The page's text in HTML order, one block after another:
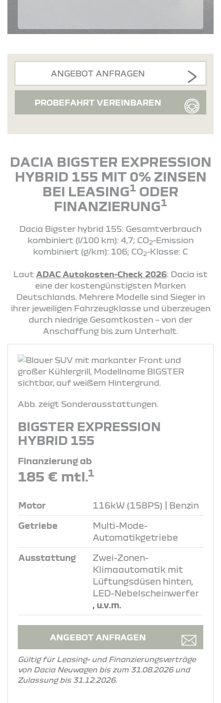
ANGEBOT ANFRAGEN
PROBEFAHRT VEREINBAREN
DACIA BIGSTER EXPRESSION
HYBRID 155 MIT 0% ZINSEN
BEI LEASING1 ODER
FINANZIERUNG1
Dacia Bigster hybrid 155: Gesamtverbrauch
kombiniert (l/100 km): 4,7; CO2-Emission
kombiniert (g/km): 106; CO2-Klasse: C
Laut ADAC Autokosten-Check 2026: Dacia ist
eine der kostengünstigsten Marken
Deutschlands. Mehrere Modelle sind Sieger in
ihrer jeweiligen Fahrzeugklasse und überzeugen
durch niedrige Gesamtkosten – von der
Anschaffung bis zum Unterhalt.
Abb. zeigt Sonderausstattungen.
BIGSTER EXPRESSION
HYBRID 155
Finanzierung ab
185 € mtl.1
Motor 116kW (158PS) | Benzin
Getriebe
Multi-Mode-
Automatikgetriebe
Ausstattung
Zwei-Zonen-
Klimaautomatik mit
Lüftungsdüsen hinten,
LED-Nebelscheinwerfer
, u.v.m.
ANGEBOT ANFRAGEN
Gültig für Leasing- und Finanzierungsverträge
von Dacia Neuwagen bis zum 31.08.2026 und
Zulassung bis 31.12.2026.